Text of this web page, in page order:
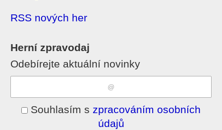
RSS nových her
Herní zpravodaj
Odebírejte aktuální novinky
Souhlasím s zpracováním osobních
údajů